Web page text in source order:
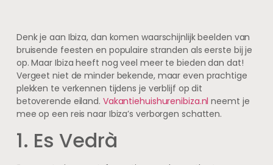
Denk je aan Ibiza, dan komen waarschijnlijk beelden van
bruisende feesten en populaire stranden als eerste bij je
op. Maar Ibiza heeft nog veel meer te bieden dan dat!
Vergeet niet de minder bekende, maar even prachtige
plekken te verkennen tijdens je verblijf op dit
betoverende eiland. Vakantiehuishurenibiza.nl neemt je
mee op een reis naar Ibiza’s verborgen schatten.
1. Es Vedrà